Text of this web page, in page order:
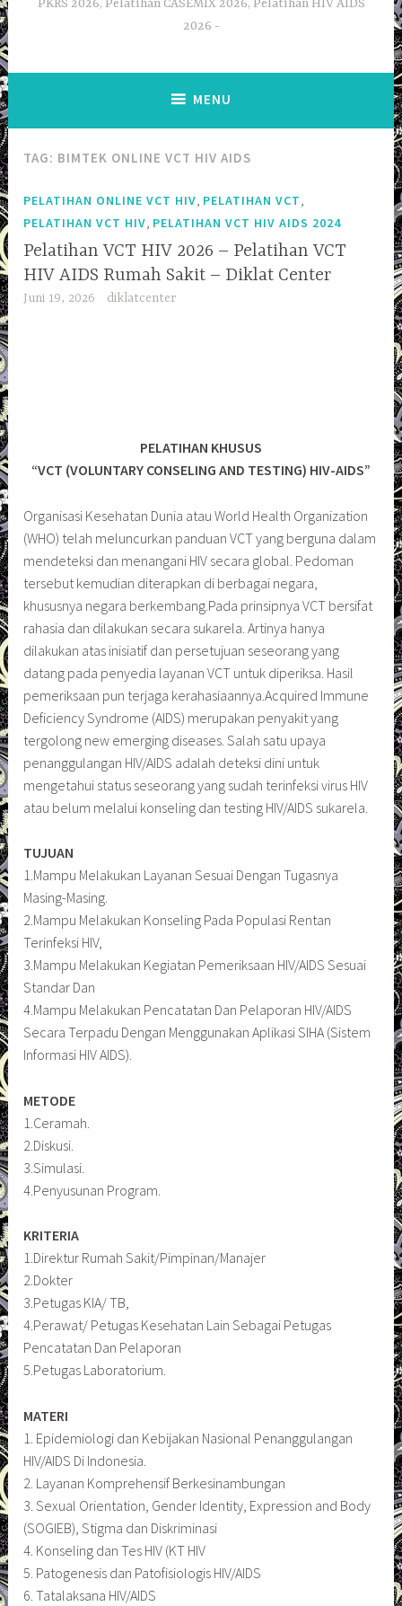
PKRS 2026, Pelatihan CASEMIX 2026, Pelatihan HIV AIDS
2026
MENU
TAG: BIMTEK ONLINE VCT HIV AIDS
PELATIHAN ONLINE VCT HIV PELATIHAN VCT
PELATIHAN VCT HIV PELATIHAN VCT HIV AIDS 2024
Pelatihan VCT HIV 2026 – Pelatihan VCT
HIV AIDS Rumah Sakit – Diklat Center
Juni 19, 2026 diklatcenter
PELATIHAN KHUSUS
“VCT (VOLUNTARY CONSELING AND TESTING) HIV-AIDS”
Organisasi Kesehatan Dunia atau World Health Organization
(WHO) telah meluncurkan panduan VCT yang berguna dalam
mendeteksi dan menangani HIV secara global. Pedoman
tersebut kemudian diterapkan di berbagai negara,
khususnya negara berkembang.Pada prinsipnya VCT bersifat
rahasia dan dilakukan secara sukarela. Artinya hanya
dilakukan atas inisiatif dan persetujuan seseorang yang
datang pada penyedia layanan VCT untuk diperiksa. Hasil
pemeriksaan pun terjaga kerahasiaannya.Acquired Immune
Deficiency Syndrome (AIDS) merupakan penyakit yang
tergolong new emerging diseases. Salah satu upaya
penanggulangan HIV/AIDS adalah deteksi dini untuk
mengetahui status seseorang yang sudah terinfeksi virus HIV
atau belum melalui konseling dan testing HIV/AIDS sukarela.
TUJUAN
1.Mampu Melakukan Layanan Sesuai Dengan Tugasnya
Masing-Masing.
2.Mampu Melakukan Konseling Pada Populasi Rentan
Terinfeksi HIV,
3.Mampu Melakukan Kegiatan Pemeriksaan HIV/AIDS Sesuai
Standar Dan
4.Mampu Melakukan Pencatatan Dan Pelaporan HIV/AIDS
Secara Terpadu Dengan Menggunakan Aplikasi SIHA (Sistem
Informasi HIV AIDS).
METODE
1.Ceramah.
2.Diskusi.
3.Simulasi.
4.Penyusunan Program.
KRITERIA
1.Direktur Rumah Sakit/Pimpinan/Manajer
2.Dokter
3.Petugas KIA/ TB,
4.Perawat/ Petugas Kesehatan Lain Sebagai Petugas
Pencatatan Dan Pelaporan
5.Petugas Laboratorium.
MATERI
1. Epidemiologi dan Kebijakan Nasional Penanggulangan
HIV/AIDS Di Indonesia.
2. Layanan Komprehensif Berkesinambungan
3. Sexual Orientation, Gender Identity, Expression and Body
(SOGIEB), Stigma dan Diskriminasi
4. Konseling dan Tes HIV (KT HIV
5. Patogenesis dan Patofisiologis HIV/AIDS
6. Tatalaksana HIV/AIDS